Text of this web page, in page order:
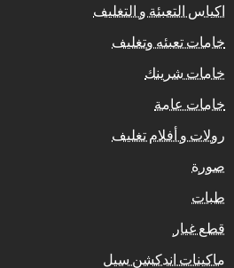
اكياس التعبئة و التغليف
خامات تعبئه وتغليف
خامات شرينك
خامات عامة
رولات و أفلام تغليف
صورة
طبات
قطع غيار
ماكينات اندكشن سيل